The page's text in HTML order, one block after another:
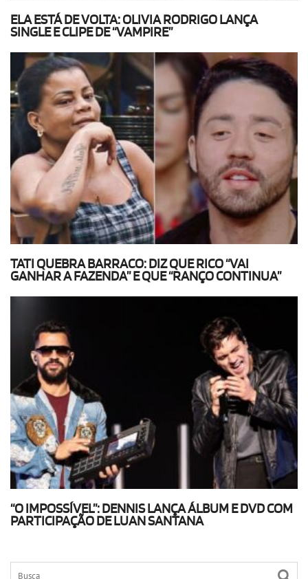
ELA ESTÁ DE VOLTA: OLIVIA RODRIGO LANÇA
SINGLE E CLIPE DE “VAMPIRE”
TATI QUEBRA BARRACO: DIZ QUE RICO “VAI
GANHAR A FAZENDA” E QUE “RANÇO CONTINUA”
“O IMPOSSÍVEL”: DENNIS LANÇA ÁLBUM E DVD COM
PARTICIPAÇÃO DE LUAN SANTANA